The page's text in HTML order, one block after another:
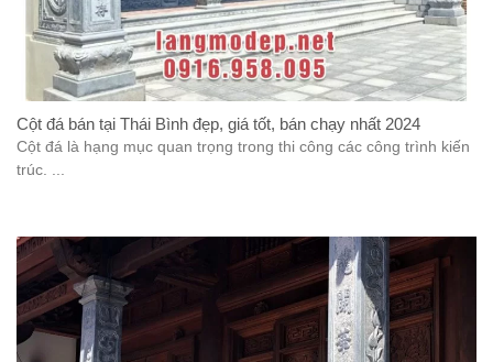
Cột đá bán tại Thái Bình đẹp, giá tốt, bán chạy nhất 2024
Cột đá là hạng mục quan trọng trong thi công các công trình kiến
trúc. ...